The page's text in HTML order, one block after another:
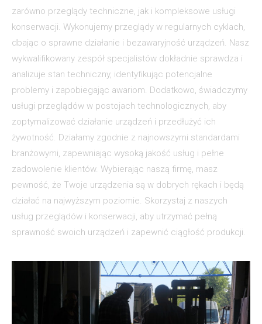
zarówno przeglądy techniczne, jak i kompleksowe usługi
konserwacji. Wykonujemy przeglądy w regularnych cyklach,
dbając o sprawne działanie i bezawaryjność urządzeń. Nasz
wykwalifikowany zespół specjalistów dokładnie sprawdza i
analizuje stan techniczny, identyfikując potencjalne
problemy i zapobiegając awariom. Dodatkowo, świadczymy
usługi przeglądów w postojach technologicznych, aby
zoptymalizować działanie urządzeń i przedłużyć ich
żywotność. Działamy zgodnie z najnowszymi standardami
branżowymi, zapewniając wysoką jakość usług i pełne
zadowolenie klientów. Wybierając naszą firmę, masz
pewność, że Twoje urządzenia są w dobrych rękach i będą
działać na najwyższym poziomie. Skorzystaj z naszych
usług przeglądów i konserwacji, aby utrzymać pełną
sprawność swoich urządzeń i zapewnić ciągłość produkcji.